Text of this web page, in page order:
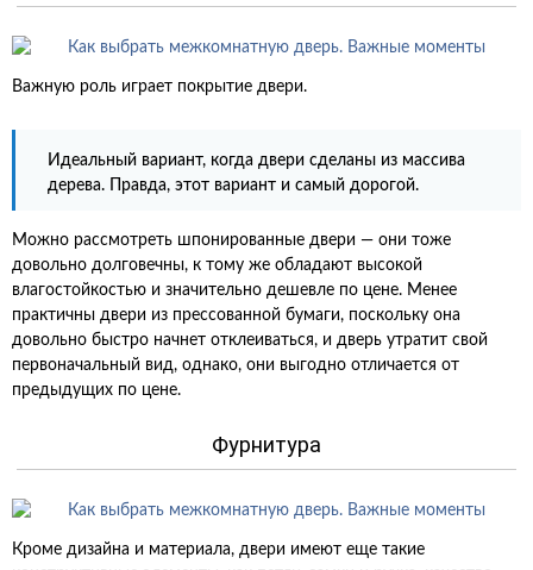
Важную роль играет покрытие двери.
Идеальный вариант, когда двери сделаны из массива
дерева. Правда, этот вариант и самый дорогой.
Можно рассмотреть шпонированные двери — они тоже
довольно долговечны, к тому же обладают высокой
влагостойкостью и значительно дешевле по цене. Менее
практичны двери из прессованной бумаги, поскольку она
довольно быстро начнет отклеиваться, и дверь утратит свой
первоначальный вид, однако, они выгодно отличается от
предыдущих по цене.
Фурнитура
Кроме дизайна и материала, двери имеют еще такие